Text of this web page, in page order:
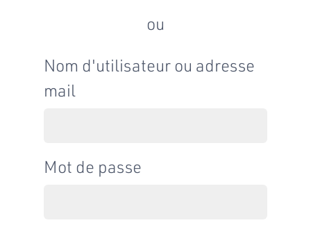
ou
Nom d'utilisateur ou adresse
mail
Mot de passe